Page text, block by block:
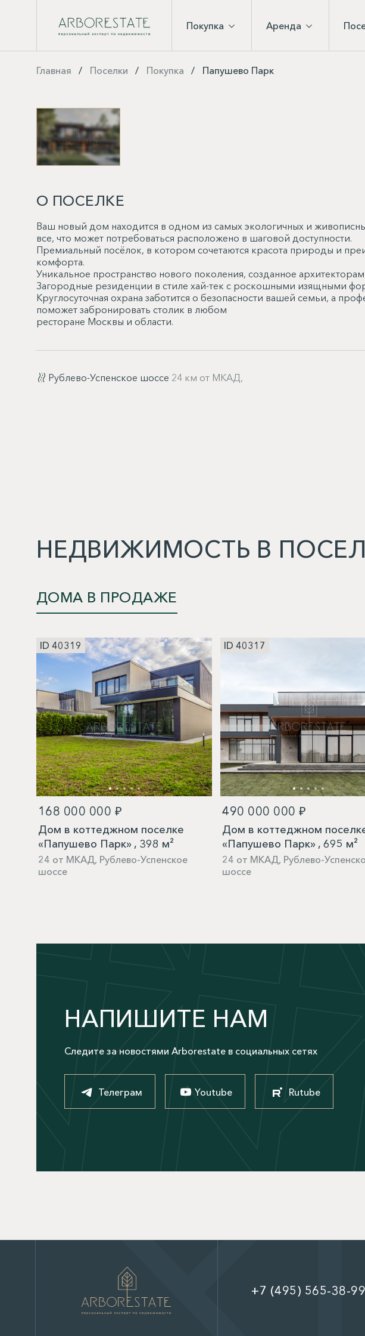
Покупка Аренда
Главная Поселки Покупка Папушево Парк
О ПОСЕЛКЕ
Ваш новый дом находится в одном из самых экологичных и
все, что может потребоваться расположено в шаговой доступности.
Премиальный посёлок, в котором сочетаются красота природы и
комфорта.
Уникальное пространство нового поколения, созданное
Загородные резиденции в стиле хай-тек с роскошными изящными
Круглосуточная охрана заботится о безопасности вашей семьи, а
поможет забронировать столик в любом
ресторане Москвы и области.
Рублево-Успенское шоссе 24 км от МКАД,
НЕДВИЖИМОСТЬ В
ДОМА В ПРОДАЖЕ
ID 40319
168 000 000 ₽
Дом в коттеджном поселке
«Папушево Парк» , 398 м²
24 от МКАД, Рублево-Успенское
шоссе
ID 40317
490 000 000 ₽
Дом в коттеджном
«Папушево Парк» , 695 м²
24 от МКАД, Рублево-
шоссе
НАПИШИТЕ НАМ
Следите за новостями Arborestate в социальных сетях
Телеграм Youtube Rutube
+7 (495) 565-38-99